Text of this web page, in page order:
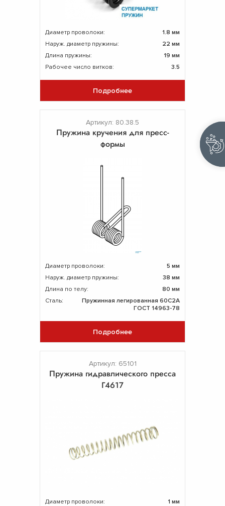
Диаметр проволоки:
1.8 мм
Наруж. диаметр пружины:
22 мм
Длина пружины:
19 мм
Рабочее число витков:
3.5
Подробнее
Артикул: 80.38.5
Пружина кручения для пресс-
формы
Диаметр проволоки:
5 мм
Наруж. диаметр пружины:
38 мм
Длина по телу:
80 мм
Сталь:
Пружинная легированная 60С2А
ГОСТ 14963-78
Подробнее
Артикул: 65101
Пружина гидравлического пресса
Г4617
Диаметр проволоки:
1 мм